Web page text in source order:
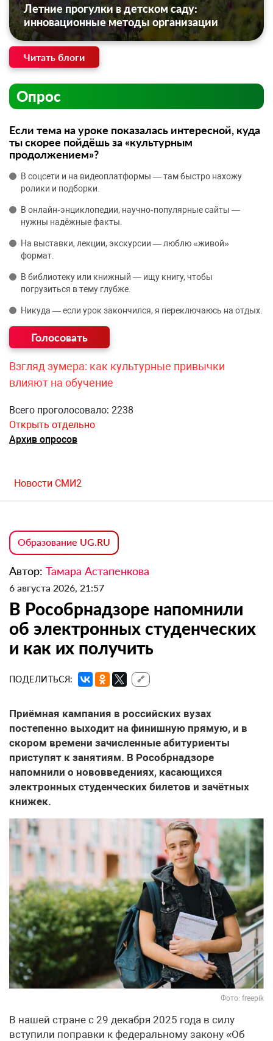
Летние прогулки в детском саду:
инновационные методы организации
Читать блоги
Опрос
Если тема на уроке показалась интересной, куда
ты скорее пойдёшь за «культурным
продолжением»?
В соцсети и на видеоплатформы — там быстро нахожу
ролики и подборки.
В онлайн‑энциклопедии, научно‑популярные сайты —
нужны надёжные факты.
На выставки, лекции, экскурсии — люблю «живой»
формат.
В библиотеку или книжный — ищу книгу, чтобы
погрузиться в тему глубже.
Никуда — если урок закончился, я переключаюсь на отдых.
Взгляд зумера: как культурные привычки
влияют на обучение
Всего проголосовало: 2238
Открыть отдельно
Архив опросов
Новости СМИ2
Образование UG.RU
Автор: Тамара Астапенкова
6 августа 2026, 21:57
В Рособрнадзоре напомнили
об электронных студенческих
и как их получить
ПОДЕЛИТЬСЯ: 🔗
Приёмная кампания в российских вузах
постепенно выходит на финишную прямую, и в
скором времени зачисленные абитуриенты
приступят к занятиям. В Рособрнадзоре
напомнили о нововведениях, касающихся
электронных студенческих билетов и зачётных
книжек.
Фото: freepik
В нашей стране с 29 декабря 2025 года в силу
вступили поправки к федеральному закону «Об